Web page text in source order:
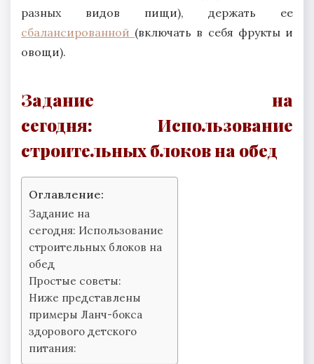
разных видов пищи), держать ее
сбалансированной (включать в себя фрукты и
овощи).
Задание на
сегодня: Использование
строительных блоков на обед
Оглавление:
Задание на
сегодня: Использование
строительных блоков на
обед
Простые советы:
Ниже представлены
примеры Ланч-бокса
здорового детского
питания: